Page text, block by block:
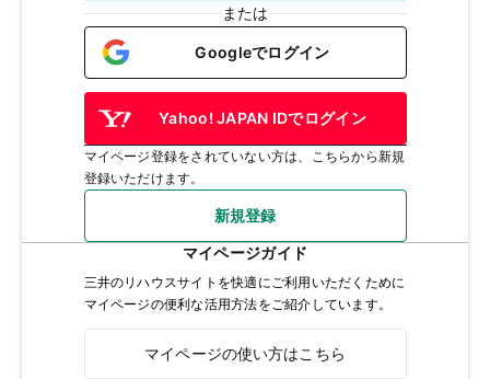
または
Googleでログイン
Yahoo! JAPAN IDでログイン
マイページ登録をされていない方は、こちらから新規
登録いただけます。
新規登録
マイページガイド
三井のリハウスサイトを快適にご利用いただくために
マイページの便利な活用方法をご紹介しています。
マイページの使い方はこちら